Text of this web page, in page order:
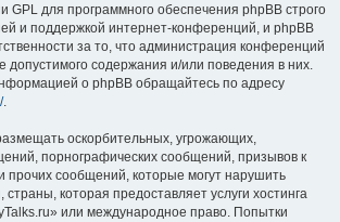
GPL для программного обеспечения phpBB строго
и поддержкой интернет-конференций, и phpBB
за то, что администрация конференций
допустимого содержания и/или поведения в них.
о phpBB обращайтесь по адресу
.
оскорбительных, угрожающих,
порнографических сообщений, призывов к
прочих сообщений, которые могут нарушить
которая предоставляет услуги хостинга
или международное право. Попытки